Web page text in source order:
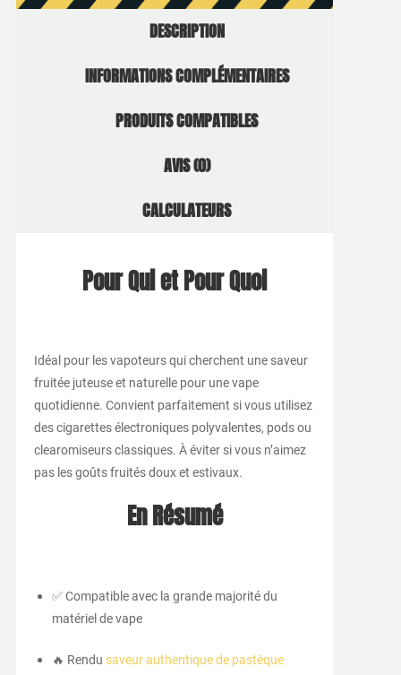
DESCRIPTION
INFORMATIONS COMPLÉMENTAIRES
PRODUITS COMPATIBLES
AVIS (0)
CALCULATEURS
Pour Qui et Pour Quoi
Idéal pour les vapoteurs qui cherchent une saveur
fruitée juteuse et naturelle pour une vape
quotidienne. Convient parfaitement si vous utilisez
des cigarettes électroniques polyvalentes, pods ou
clearomiseurs classiques. À éviter si vous n’aimez
pas les goûts fruités doux et estivaux.
En Résumé
✅ Compatible avec la grande majorité du
matériel de vape
🔥 Rendu saveur authentique de pastèque